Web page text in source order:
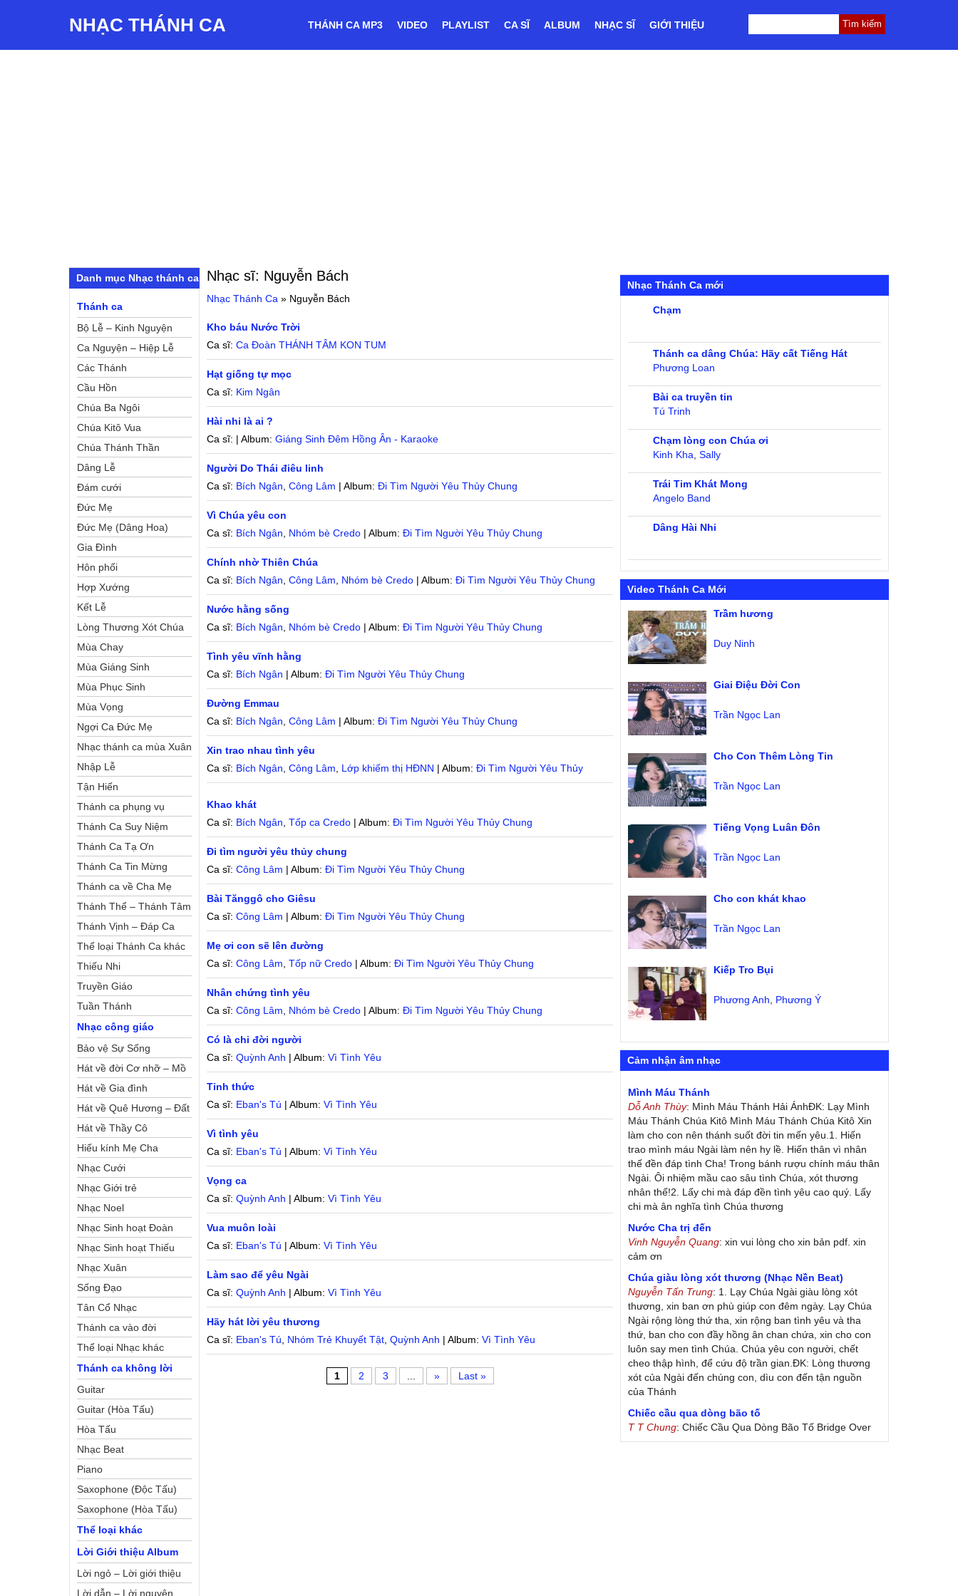
NHẠC THÁNH CA THÁNH CA MP3 VIDEO PLAYLIST CA SĨ ALBUM NHẠC SĨ GIỚI THIỆU
Nhạc sĩ: Nguyễn Bách
Nhạc Thánh Ca » Nguyễn Bách
Kho báu Nước Trời
Ca sĩ:Ca Đoàn THÁNH TÂM KON TUM
Hạt giống tự mọc
Ca sĩ: Kim Ngân
Hài nhi là ai ?
Ca sĩ: | Album:Giáng Sinh Đêm Hồng Ân - Karaoke
Người Do Thái điêu linh
Ca sĩ: Bích Ngân ,Công Lâm | Album:Đi Tìm Người Yêu Thủy Chung
Vì Chúa yêu con
Ca sĩ: Bích Ngân Nhóm bè Credo | Album:Đi Tìm Người Yêu Thủy Chung
Chính nhờ Thiên Chúa
Ca sĩ: Bích Ngân ,Công Lâm Nhóm bè Credo | Album:Đi Tìm Người Yêu Thủy Chung
Nước hằng sống
Ca sĩ: Bích Ngân Nhóm bè Credo | Album:Đi Tìm Người Yêu Thủy Chung
Tình yêu vĩnh hằng
Ca sĩ: Bích Ngân | Album:Đi Tìm Người Yêu Thủy Chung
Đường Emmau
Ca sĩ: Bích Ngân ,Công Lâm | Album:Đi Tìm Người Yêu Thủy Chung
Xin trao nhau tình yêu
Ca sĩ: Bích Ngân ,Công Lâm Lớp khiếm thị HĐNN | Album:Đi Tìm Người Yêu Thủy
Chung
Khao khát
Ca sĩ: Bích Ngân ,Tốp ca Credo | Album:Đi Tìm Người Yêu Thủy Chung
Đi tìm người yêu thủy chung
Ca sĩ:Công Lâm | Album:Đi Tìm Người Yêu Thủy Chung
Bài Tănggô cho Giêsu
Ca sĩ:Công Lâm | Album:Đi Tìm Người Yêu Thủy Chung
Mẹ ơi con sẽ lên đường
Ca sĩ:Công Lâm ,Tốp nữ Credo | Album:Đi Tìm Người Yêu Thủy Chung
Nhân chứng tình yêu
Ca sĩ:Công Lâm Nhóm bè Credo | Album:Đi Tìm Người Yêu Thủy Chung
Có là chi đời người
Ca sĩ:Quỳnh Anh | Album:Vì Tình Yêu
Tỉnh thức
Ca sĩ: Eban's Tú | Album:Vì Tình Yêu
Vì tình yêu
Ca sĩ: Eban's Tú | Album:Vì Tình Yêu
Vọng ca
Ca sĩ:Quỳnh Anh | Album:Vì Tình Yêu
Vua muôn loài
Ca sĩ: Eban's Tú | Album:Vì Tình Yêu
Làm sao để yêu Ngài
Ca sĩ:Quỳnh Anh | Album:Vì Tình Yêu
Hãy hát lời yêu thương
Ca sĩ: Eban's Tú Nhóm Trẻ Khuyết Tật ,Quỳnh Anh | Album:Vì Tình Yêu
1 2 3 » Last »
Danh mục Nhạc thánh ca
Thánh ca
Bộ Lễ – Kinh Nguyện
Ca Nguyện – Hiệp Lễ
Các Thánh
Cầu Hồn
Chúa Ba Ngôi
Chúa Kitô Vua
Chúa Thánh Thần
Dâng Lễ
Đám cưới
Đức Mẹ
Đức Mẹ (Dâng Hoa)
Gia Đình
Hôn phối
Hợp Xướng
Kết Lễ
Lòng Thương Xót Chúa
Mùa Chay
Mùa Giáng Sinh
Mùa Phục Sinh
Mùa Vọng
Ngợi Ca Đức Mẹ
Nhạc thánh ca mùa Xuân
Nhập Lễ
Tận Hiến
Thánh ca phụng vụ
Thánh Ca Suy Niệm
Thánh Ca Tạ Ơn
Thánh Ca Tin Mừng
Thánh ca về Cha Mẹ
Thánh Thể – Thánh Tâm
Thánh Vịnh – Đáp Ca
Thể loại Thánh Ca khác
Thiếu Nhi
Truyền Giáo
Tuần Thánh
Nhạc công giáo
Bảo vệ Sự Sống
Hát về đời Cơ nhỡ – Mồ
côi
Hát về Gia đình
Hát về Quê Hương – Đất
Nước
Hát về Thầy Cô
Hiếu kính Mẹ Cha
Nhạc Cưới
Nhạc Giới trẻ
Nhạc Noel
Nhạc Sinh hoạt Đoàn
Thể Công Giáo
Nhạc Sinh hoạt Thiếu
Nhi
Nhạc Xuân
Sống Đạo
Tân Cổ Nhạc
Thánh ca vào đời
Thể loại Nhạc khác
Thánh ca không lời
Guitar
Guitar (Hòa Tấu)
Hòa Tấu
Nhạc Beat
Piano
Saxophone (Độc Tấu)
Saxophone (Hòa Tấu)
Thể loại khác
Lời Giới thiệu Album
Lời ngỏ – Lời giới thiệu
Lời dẫn – Lời nguyện
Nhạc Thánh Ca mới
Chạm
Thánh ca dâng Chúa: Hãy cất Tiếng Hát
Phương Loan
Bài ca truyền tin
Tú Trinh
Chạm lòng con Chúa ơi
Kinh Kha ,Sally
Trái Tim Khát Mong
Angelo Band
Dâng Hài Nhi
Video Thánh Ca Mới
Trầm hương
Duy Ninh
Giai Điệu Đời Con
Trần Ngọc Lan
Cho Con Thêm Lòng Tin
Trần Ngọc Lan
Tiếng Vọng Luân Đôn
Trần Ngọc Lan
Cho con khát khao
Trần Ngọc Lan
Kiếp Tro Bụi
Phương Anh Phương Ý
Cảm nhận âm nhạc
Mình Máu Thánh
Dỗ Anh Thùy: Mình Máu Thánh Hải ÁnhĐK: Lạy Mình
Máu Thánh Chúa Kitô Mình Máu Thánh Chúa Kitô Xin
làm cho con nên thánh suốt đời tin mến yêu.1. Hiến
trao mình máu Ngài làm nên hy lề. Hiến thân vì nhân
thế đền đáp tình Cha! Trong bánh rượu chính máu thân
Ngài. Ôi nhiệm mầu cao sâu tình Chúa, xót thương
nhân thế!2. Lấy chi mà đáp đền tình yêu cao quý. Lấy
chi mà ân nghĩa tình Chúa thương
Nước Cha trị đến
Vinh Nguyễn Quang: xin vui lòng cho xin bản pdf. xin
cảm ơn
Chúa giàu lòng xót thương (Nhạc Nền Beat)
Nguyễn Tấn Trung: 1. Lạy Chúa Ngài giàu lòng xót
thương, xin ban ơn phù giúp con đêm ngày. Lạy Chúa
Ngài rộng lòng thứ tha, xin rộng ban tình yêu và tha
thứ, ban cho con đầy hồng ân chan chứa, xin cho con
luôn say men tình Chúa. Chúa yêu con người, chết
cheo thập hình, để cứu độ trần gian.ĐK: Lòng thương
xót của Ngài đến chúng con, dìu con đến tận nguồn
của Thánh
Chiếc cầu qua dòng bão tố
T T Chung: Chiếc Cầu Qua Dòng Bão Tố Bridge Over
Troubled Water by Simon & Garfunkel (Released